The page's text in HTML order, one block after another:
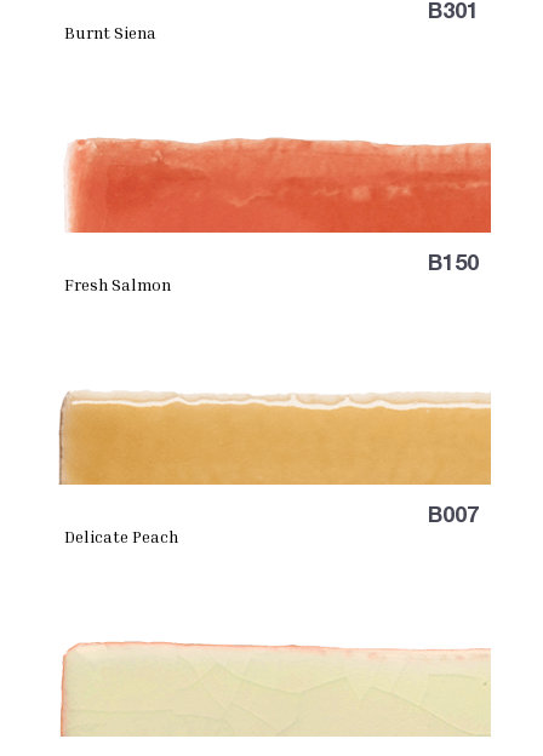
B301
Burnt Siena
B150
Fresh Salmon
B007
Delicate Peach